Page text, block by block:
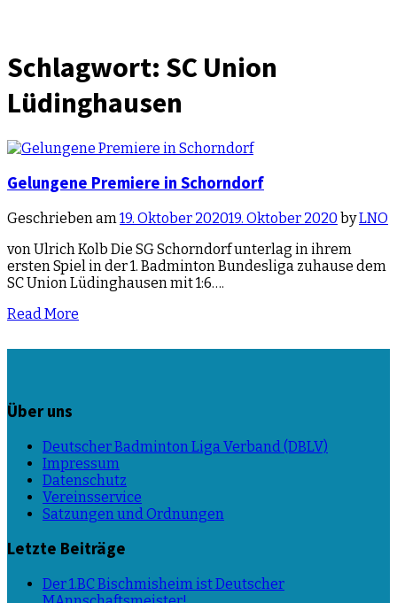
Schlagwort: SC Union
Lüdinghausen
Gelungene Premiere in Schorndorf
Geschrieben am19. Oktober 202019. Oktober 2020 byLNO
von Ulrich Kolb Die SG Schorndorf unterlag in ihrem
ersten Spiel in der 1. Badminton Bundesliga zuhause dem
SC Union Lüdinghausen mit 1:6….
Read More
Über uns
Deutscher Badminton Liga Verband (DBLV)
Impressum
Datenschutz
Vereinsservice
Satzungen und Ordnungen
Letzte Beiträge
Der 1.BC Bischmisheim ist Deutscher